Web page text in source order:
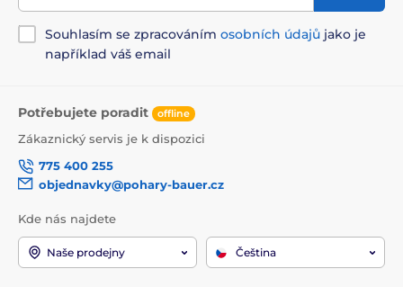
Souhlasím se zpracováním osobních údajů jako je
například váš email
Potřebujete poradit offline
Zákaznický servis je k dispozici
775 400 255
objednavky@pohary-bauer.cz
Kde nás najdete
Naše prodejny Čeština